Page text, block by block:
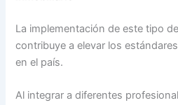
La implementación de este tipo
contribuye a elevar los
en el país.
Al integrar a diferentes